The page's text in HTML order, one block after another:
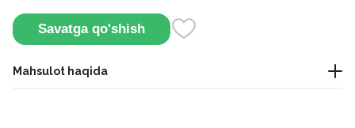
Savatga qo'shish
Mahsulot haqida